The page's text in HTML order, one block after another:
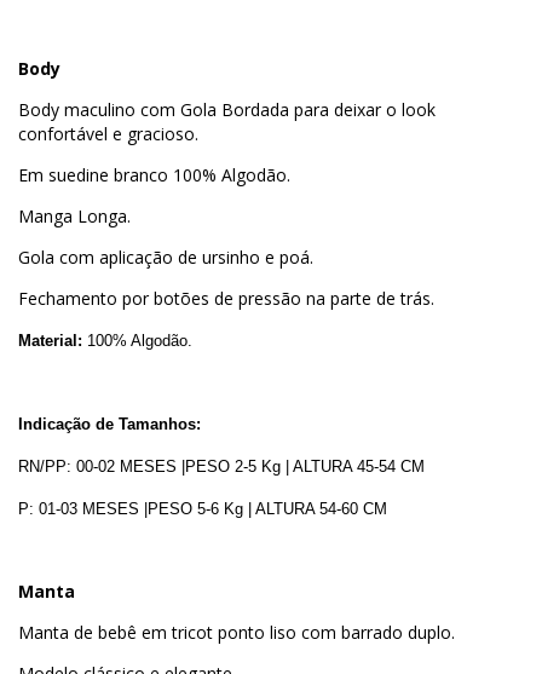
Body
Body maculino com Gola Bordada para deixar o look
confortável e gracioso.
Em suedine branco 100% Algodão.
Manga Longa.
Gola com aplicação de ursinho e poá.
Fechamento por botões de pressão na parte de trás.
Material: 100% Algodão.
Indicação de Tamanhos:
RN/PP: 00-02 MESES |PESO 2-5 Kg | ALTURA 45-54 CM
P: 01-03 MESES |PESO 5-6 Kg | ALTURA 54-60 CM
Manta
Manta de bebê em tricot ponto liso com barrado duplo.